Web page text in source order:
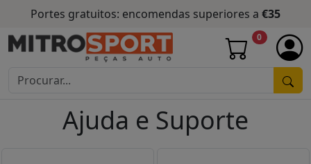
Portes gratuitos: encomendas superiores a €35
0
Ajuda e Suporte